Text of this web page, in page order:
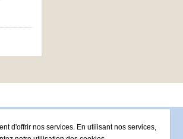
d'offrir nos services. En utilisant nos services,